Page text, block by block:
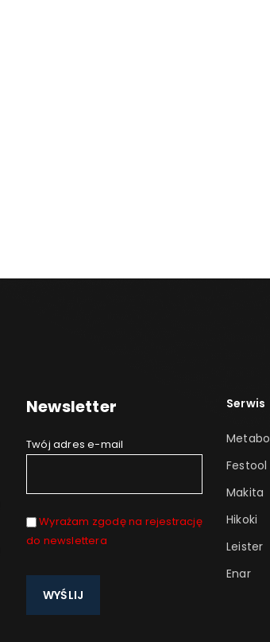
Newsletter
Twój adres e-mail
Wyrażam zgodę na rejestrację
do newslettera
Serwis
Metabo
Festool
Makita
Hikoki
Leister
Enar